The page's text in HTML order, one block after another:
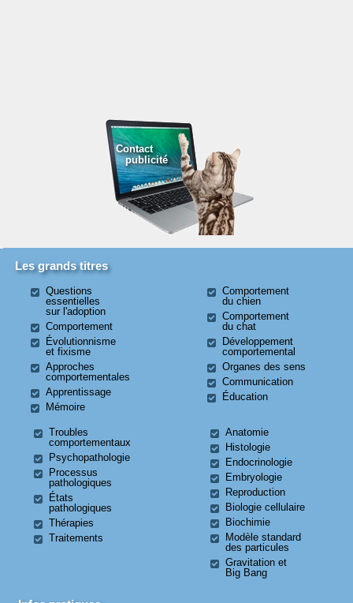
Contact
publicité
Les grands titres
Questions
essentielles
sur l'adoption
Comportement
Évolutionnisme
et fixisme
Approches
comportementales
Apprentissage
Mémoire
Comportement
du chien
Comportement
du chat
Développement
comportemental
Organes des sens
Communication
Éducation
Troubles
comportementaux
Psychopathologie
Processus
pathologiques
États
pathologiques
Thérapies
Traitements
Anatomie
Histologie
Endocrinologie
Embryologie
Reproduction
Biologie cellulaire
Biochimie
Modèle standard
des particules
Gravitation et
Big Bang